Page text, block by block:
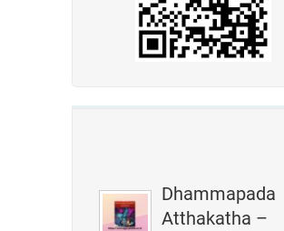
Dhammapada
Atthakatha –